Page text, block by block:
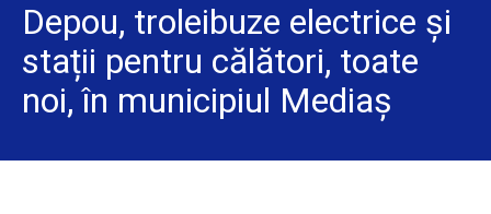
Depou, troleibuze electrice și
stații pentru călători, toate
noi, în municipiul Mediaș